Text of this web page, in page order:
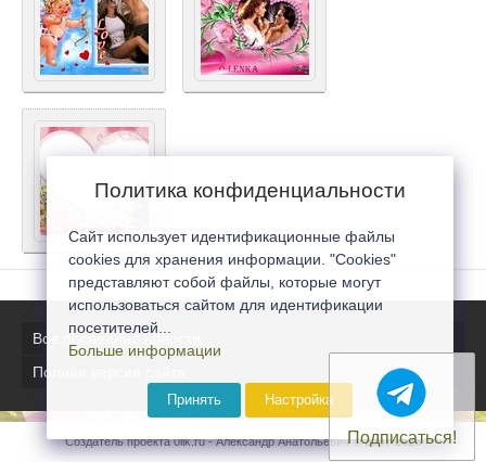
Все последние новости
Полная версия сайта
Создатель проекта 0lik.ru - Александр Анатольевич © 2007-2026
Подписаться!
Политика конфиденциальности
Сайт использует идентификационные файлы
cookies для хранения информации. "Cookies"
представляют собой файлы, которые могут
использоваться сайтом для идентификации
посетителей...
Больше информации
Принять Настройка